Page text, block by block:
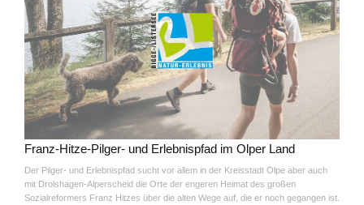
Franz-Hitze-Pilger- und Erlebnispfad im Olper Land
Der Pilger- und Erlebnispfad sucht vor allem in der Kreisstadt Olpe aber auch
mit Drolshagen-Alperscheid die Orte der engeren Heimat des großen
Sozialreformers Franz Hitzes über die alten Wege auf, die er noch gegangen ist.